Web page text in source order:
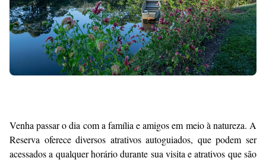
Venha passar o dia com a família e amigos em meio à natureza. A
Reserva oferece diversos atrativos autoguiados, que podem ser
acessados a qualquer horário durante sua visita e atrativos que são